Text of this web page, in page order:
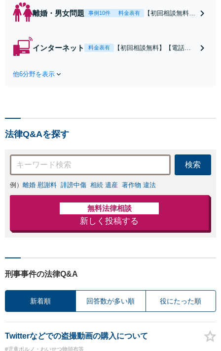
離婚・男女問題 事例10件 料金表有
【初回相談無料】
【池袋・東池袋2
インターネット 料金表有
【初回相談無料】【電話相
応します！即日対応可能。
他6分野を表示
法律Q&Aを探す
検索
例） 離婚 慰謝料 誹謗中傷 相続 遺産 著作物 違法
無料法律相談
新しく投稿する
刑事事件の法律Q&A
新着順 回答数が多い順 役にたった順
Twitterなどでの盗撮動画の購入について
#児童ポルノ・わいせつ物頒布等